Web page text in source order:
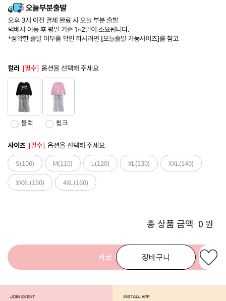
컬러 [필수] 옵션을 선택해 주세요
블랙 핑크
사이즈 [필수] 옵션을 선택해 주세요
S(100)
M(110) L(120) XL(130)
XXL(140)
XXXL(150)
4XL(160)
총 상품 금액 0 원
장바구니
바로 구매